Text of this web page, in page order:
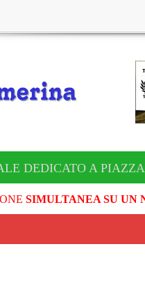
DEDICATO A
SIMULTANEA SU UN